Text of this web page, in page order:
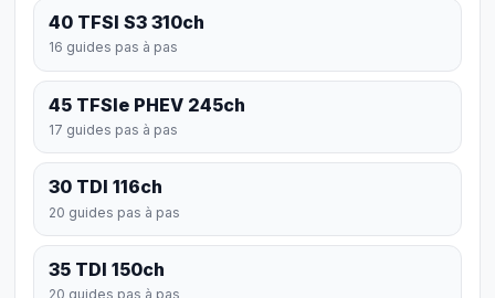
40 TFSI S3 310ch
16 guides pas à pas
45 TFSIe PHEV 245ch
17 guides pas à pas
30 TDI 116ch
20 guides pas à pas
35 TDI 150ch
20 guides pas à pas